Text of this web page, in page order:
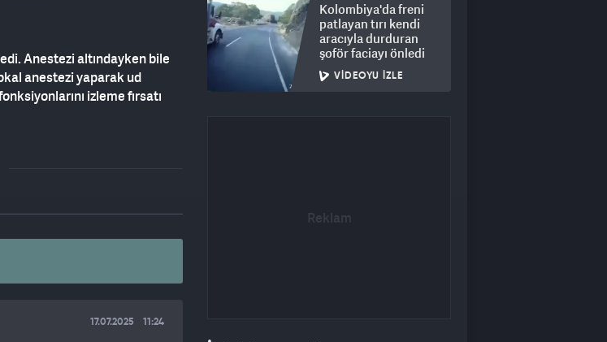
Anestezi altındayken bile
anestezi yaparak ud
izleme fırsatı
17.07.2025 11:24
Kolombiya'da freni
patlayan tırı kendi
aracıyla durduran
şoför faciayı önledi
VIDEOYU İZLE